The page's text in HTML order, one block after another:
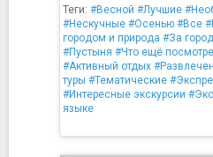
Теги: #Весной #Лучшие
#Нескучные #Осенью #Все
городом и природа #За
#Пустыня #Что ещё
#Активный отдых
туры #Тематические
#Интересные экскурсии
языке